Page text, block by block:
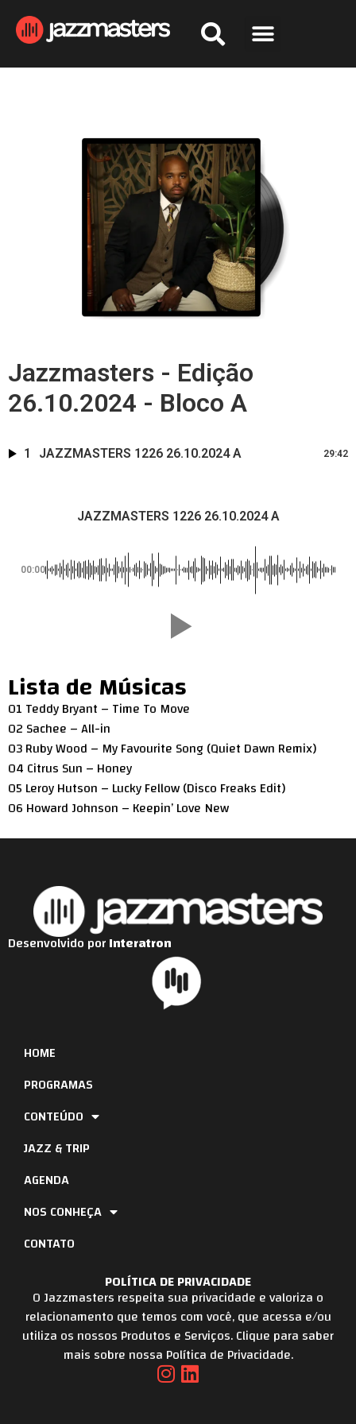
Jazzmasters - Edição
26.10.2024 - Bloco A
1 JAZZMASTERS 1226 26.10.2024 A 29:42
JAZZMASTERS 1226 26.10.2024 A
00:00
Lista de Músicas
01 Teddy Bryant – Time To Move
02 Sachee – All-in
03 Ruby Wood – My Favourite Song (Quiet Dawn Remix)
04 Citrus Sun – Honey
05 Leroy Hutson – Lucky Fellow (Disco Freaks Edit)
06 Howard Johnson – Keepin’ Love New
POLÍTICA DE PRIVACIDADE
O Jazzmasters respeita sua privacidade e valoriza o
relacionamento que temos com você, que acessa e/ou
utiliza os nossos Produtos e Serviços. Clique para saber
mais sobre nossa Política de Privacidade.
HOME
PROGRAMAS
CONTEÚDO
JAZZ & TRIP
AGENDA
NOS CONHEÇA
CONTATO
Desenvolvido porInteratron